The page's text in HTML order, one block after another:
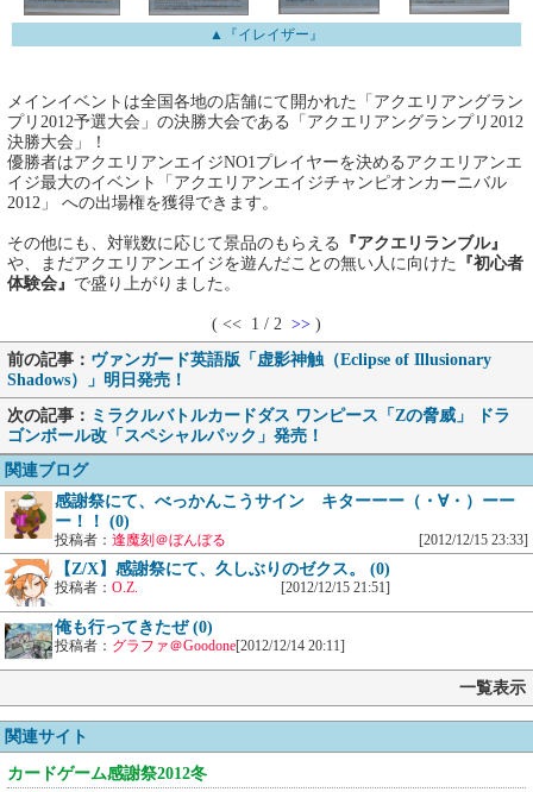
▲『イレイザー』
メインイベントは全国各地の店舗にて開かれた「アクエリアングラン
プリ2012予選大会」の決勝大会である「アクエリアングランプリ2012
決勝大会」！
優勝者はアクエリアンエイジNO1プレイヤーを決めるアクエリアンエ
イジ最大のイベント「アクエリアンエイジチャンピオンカーニバル
2012」 への出場権を獲得できます。
その他にも、対戦数に応じて景品のもらえる
『アクエリランブル』
や、まだアクエリアンエイジを遊んだことの無い人に向けた
『初心者
体験会』 で盛り上がりました。
( << 1 / 2 >> )
前の記事： ヴァンガード英語版「虚影神触（Eclipse of Illusionary
Shadows）」明日発売！
次の記事： ミラクルバトルカードダス ワンピース「Zの脅威」 ドラ
ゴンボール改「スペシャルパック」発売！
関連ブログ
感謝祭にて、べっかんこうサイン キターーー（・∀・）ーー
ー！！ (0)
投稿者： 逢魔刻＠ぼんぼる [2012/12/15 23:33]
【Z/X】感謝祭にて、久しぶりのゼクス。 (0)
投稿者： O.Z. [2012/12/15 21:51]
俺も行ってきたぜ (0)
投稿者： グラファ＠Goodone[2012/12/14 20:11]
一覧表示
関連サイト
カードゲーム感謝祭2012冬